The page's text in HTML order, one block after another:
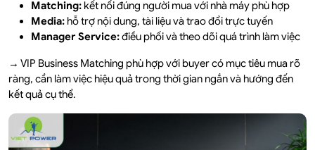
Matching: kết nối đúng người mua với nhà máy phù hợp
Media: hỗ trợ nội dung, tài liệu và trao đổi trực tuyến
Manager Service:điều phối và theo dõi quá trình làm việc
→ VIP Business Matching phù hợp với buyer có mục tiêu mua rõ
ràng, cần làm việc hiệu quả trong thời gian ngắn và hướng đến
kết quả cụ thể.